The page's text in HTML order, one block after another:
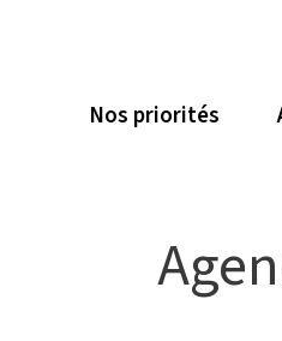
Nos priorités